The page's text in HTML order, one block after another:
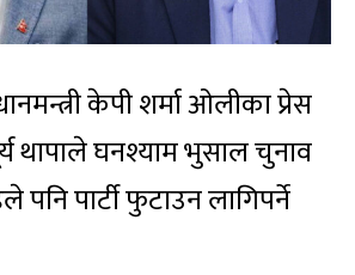
केपी शर्मा ओलीका प्रेस
थापाले घनश्याम भुसाल चुनाव
पार्टी फुटाउन लागिपर्ने